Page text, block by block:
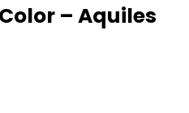
– Aquiles